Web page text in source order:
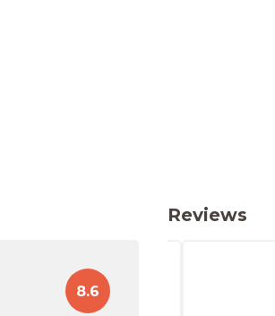
8.6
Reviews